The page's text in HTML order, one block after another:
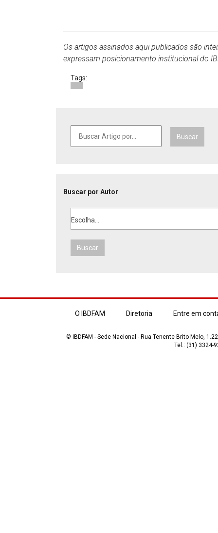
Os artigos assinados aqui publicados são
expressam posicionamento institucional do
Tags:
Buscar
Buscar por Autor
Escolha...
Buscar
O IBDFAM Diretoria Entre em
© IBDFAM - Sede Nacional - Rua Tenente Brito Melo,
Tel.: (31) 3324-